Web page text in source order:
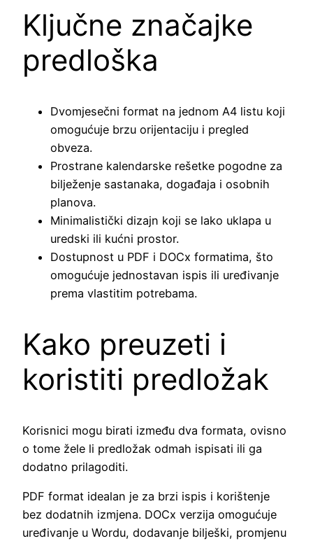
Ključne značajke
predloška
Dvomjesečni format na jednom A4 listu koji
omogućuje brzu orijentaciju i pregled
obveza.
Prostrane kalendarske rešetke pogodne za
bilježenje sastanaka, događaja i osobnih
planova.
Minimalistički dizajn koji se lako uklapa u
uredski ili kućni prostor.
Dostupnost u PDF i DOCx formatima, što
omogućuje jednostavan ispis ili uređivanje
prema vlastitim potrebama.
Kako preuzeti i
koristiti predložak
Korisnici mogu birati između dva formata, ovisno
o tome žele li predložak odmah ispisati ili ga
dodatno prilagoditi.
PDF format idealan je za brzi ispis i korištenje
bez dodatnih izmjena. DOCx verzija omogućuje
uređivanje u Wordu, dodavanje bilješki, promjenu